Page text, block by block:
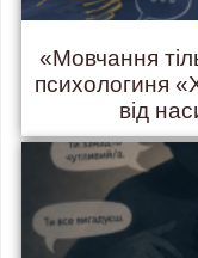
«Мовчання
психологиня
від